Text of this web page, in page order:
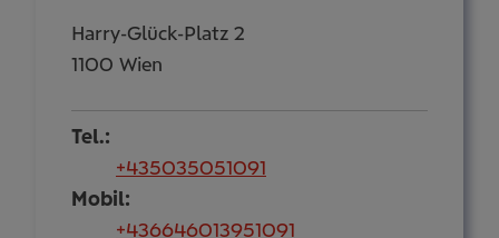
Harry-Glück-Platz 2
1100 Wien
Tel.:
+435035051091
Mobil:
+436646013951091